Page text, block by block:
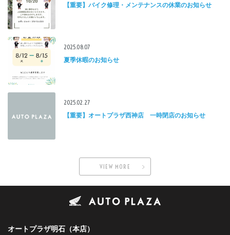
【重要】バイク修理・メンテナンスの休業のお知らせ
2025.08.07
夏季休暇のお知らせ
2025.02.27
【重要】オートプラザ西神店 一時閉店のお知らせ
VIEW MORE
オートプラザ明石（本店）